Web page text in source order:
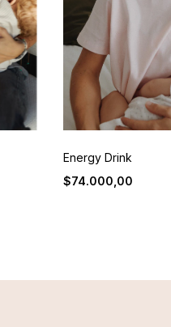
Energy Drink
$74.000,00